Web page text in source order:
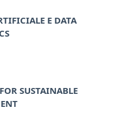
E DATA
SUSTAINABLE